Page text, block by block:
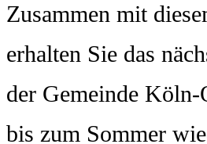
Zusammen mit
erhalten Sie das
der Gemeinde
bis zum Sommer